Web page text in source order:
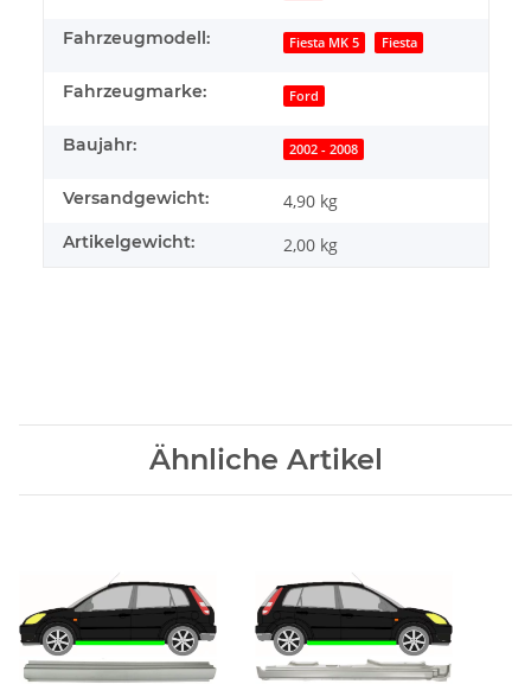
Fahrzeugmodell: Fiesta MK 5 Fiesta
Fahrzeugmarke: Ford
Baujahr: 2002 - 2008
Versandgewicht: 4,90 kg
Artikelgewicht: 2,00 kg
Ähnliche Artikel